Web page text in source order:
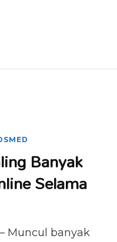
Banyak
Selama
Muncul banyak